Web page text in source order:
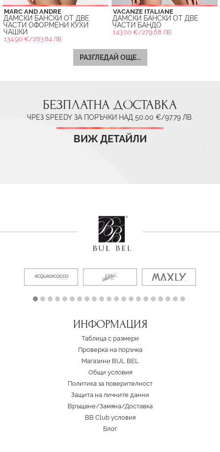
MARC AND ANDRE
ДАМСКИ БАНСКИ ОТ ДВЕ
ЧАСТИ ОФОРМЕНИ КУХИ
ЧАШКИ
134.90 €/263.84 ЛВ.
VACANZE ITALIANE
ДАМСКИ БАНСКИ ОТ ДВЕ
ЧАСТИ БАНДО
143.00 €/279.68 ЛВ.
РАЗГЛЕДАЙ ОЩЕ...
БЕЗПЛАТНА ДОСТАВКА
ЧРЕЗ SPEEDY ЗА ПОРЪЧКИ НАД 50.00 €/97.79 ЛВ.
ВИЖ ДЕТАЙЛИ
ИНФОРМАЦИЯ
Таблица с размери
Проверка на поръчка
Магазини BUL BEL
Oбщи условия
Политика за поверителност
Защита на личните данни
Връщане/Замяна/Доставка
BB Club условия
Блог